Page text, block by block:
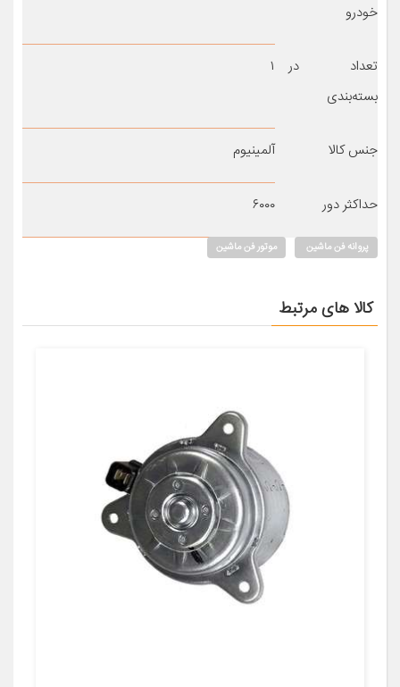
خودرو
تعداد در
بسته‌بندی
۱
جنس کالا آلمینیوم
حداکثر دور ۶۰۰۰
پروانه فن ماشین موتور فن ماشین
کالا های مرتبط